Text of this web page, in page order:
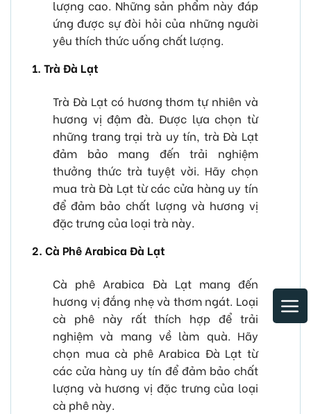
lượng cao. Những sản phẩm này đáp
ứng được sự đòi hỏi của những người
yêu thích thức uống chất lượng.
1. Trà Đà Lạt
Trà Đà Lạt có hương thơm tự nhiên và
hương vị đậm đà. Được lựa chọn từ
những trang trại trà uy tín, trà Đà Lạt
đảm bảo mang đến trải nghiệm
thưởng thức trà tuyệt vời. Hãy chọn
mua trà Đà Lạt từ các cửa hàng uy tín
để đảm bảo chất lượng và hương vị
đặc trưng của loại trà này.
2. Cà Phê Arabica Đà Lạt
Cà phê Arabica Đà Lạt mang đến
hương vị đắng nhẹ và thơm ngát. Loại
cà phê này rất thích hợp để trải
nghiệm và mang về làm quà. Hãy
chọn mua cà phê Arabica Đà Lạt từ
các cửa hàng uy tín để đảm bảo chất
lượng và hương vị đặc trưng của loại
cà phê này.